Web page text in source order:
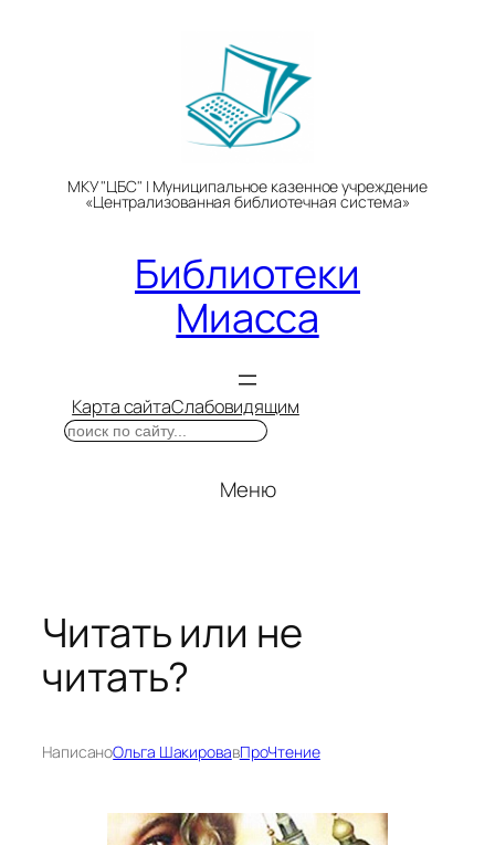
МКУ "ЦБС" | Муниципальное казенное учреждение
«Централизованная библиотечная система»
Библиотеки
Миасса
Карта сайтаСлабовидящим
Поиск
Меню
Читать или не
читать?
НаписаноОльга ШакировавПроЧтение